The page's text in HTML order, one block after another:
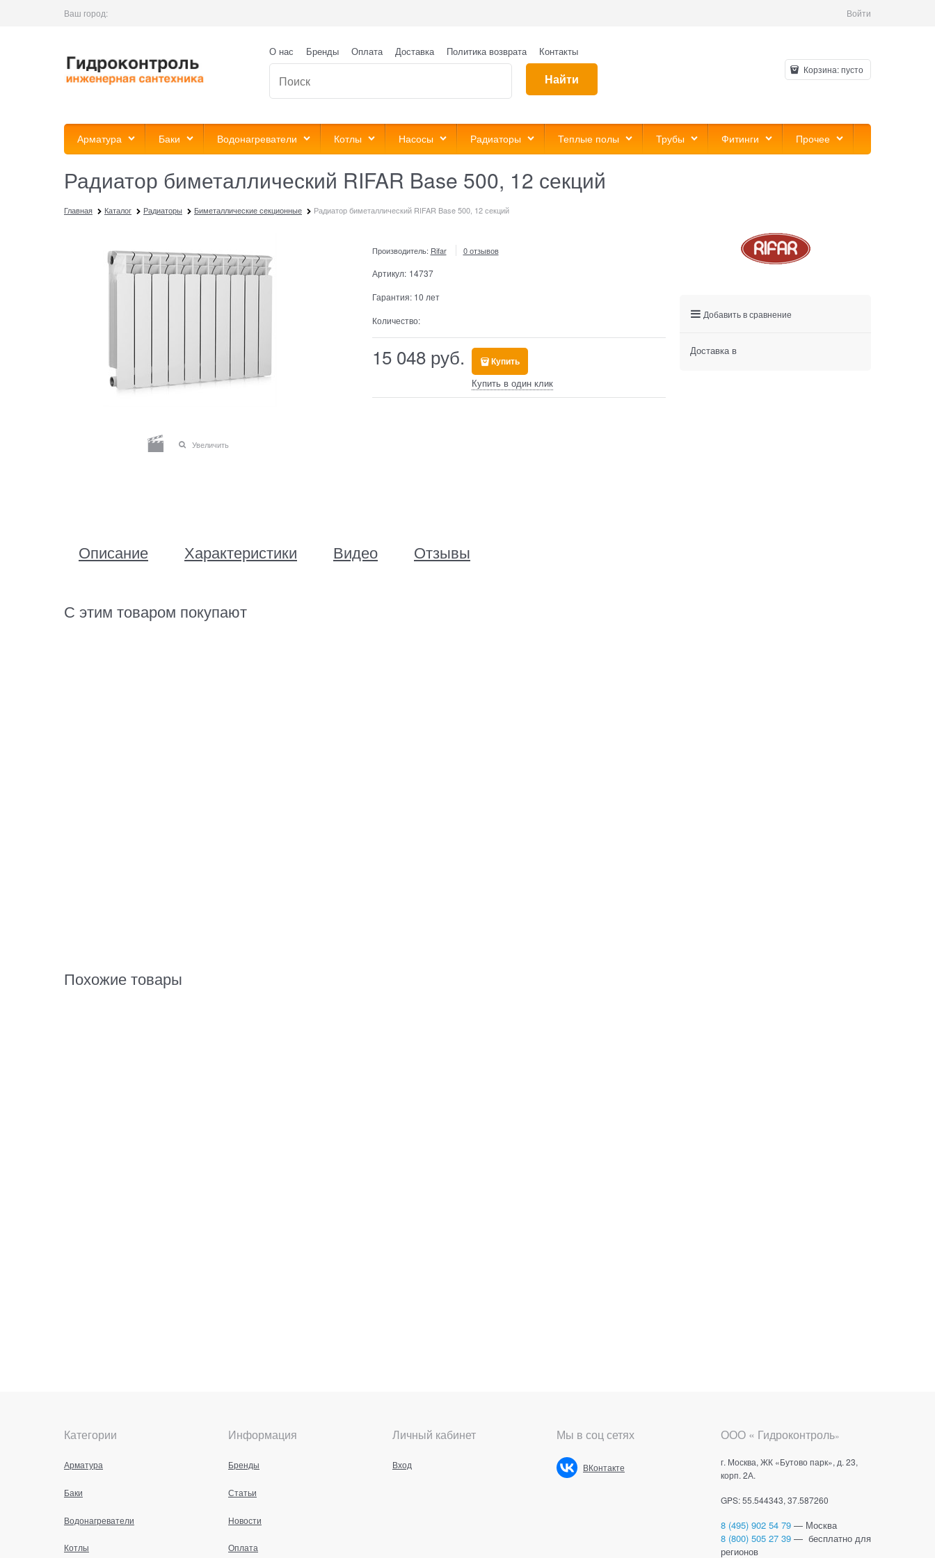
Ваш город: Войти
О нас Бренды Оплата Доставка Политика возврата Контакты
Найти
Корзина:пусто
Арматура Баки Водонагреватели Котлы Насосы Радиаторы Теплые полы Трубы Фитинги Прочее
Радиатор биметаллический RIFAR Base 500, 12 секций
Главная Каталог Радиаторы Биметаллические секционные Радиатор биметаллический RIFAR Base 500, 12 секций
Увеличить
Производитель: Rifar 0 отзывов
Артикул: 14737
Гарантия: 10 лет
Количество:
15 048 руб. Купить
Купить в один клик
Описание Характеристики Видео Отзывы
С этим товаром покупают
Похожие товары
Добавить в сравнение
Доставка в
Категории
Арматура
Баки
Водонагреватели
Котлы
Информация
Бренды
Статьи
Новости
Оплата
Личный кабинет
Вход
Мы в соц сетях
ВКонтакте
ООО « Гидроконтроль»
г. Москва, ЖК «Бутово парк», д. 23,
корп. 2А.
GPS: 55.544343, 37.587260
8 (495) 902 54 79 — Москва
8 (800) 505 27 39 — бесплатно для
регионов